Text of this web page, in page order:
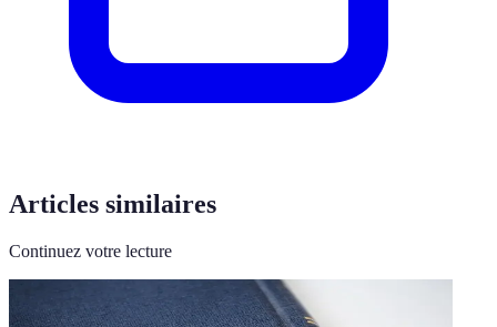
Articles similaires
Continuez votre lecture